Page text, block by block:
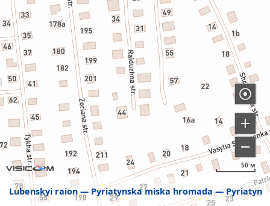
Lubenskyi raion Pyriatynska miska hromada Pyriatyn
50 м